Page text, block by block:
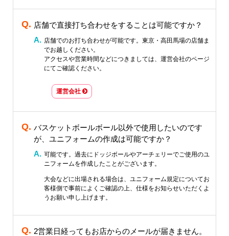
店舗で直接打ち合わせをすることは可能ですか？
店舗でのお打ち合わせが可能です。東京・高田馬場の店舗ま
でお越しください。
アクセスや営業時間などにつきましては、運営会社のページ
にてご確認ください。
運営会社
バスケットボールボール以外で使用したいのです
が、ユニフォームの作成は可能ですか？
可能です。過去にドッジボールやアーチェリーでご使用のユ
ニフォームを作成したことがございます。
大会などに出場される場合は、ユニフォーム規定についてお
客様側で事前によくご確認の上、仕様をお知らせいただくよ
うお願い申し上げます。
2営業日経ってもお店からのメールが届きません。